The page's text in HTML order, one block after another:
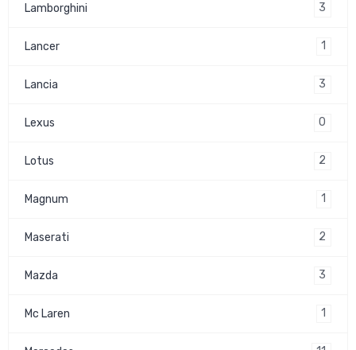
Lamborghini 3
Lancer 1
Lancia 3
Lexus 0
Lotus 2
Magnum 1
Maserati 2
Mazda 3
Mc Laren 1